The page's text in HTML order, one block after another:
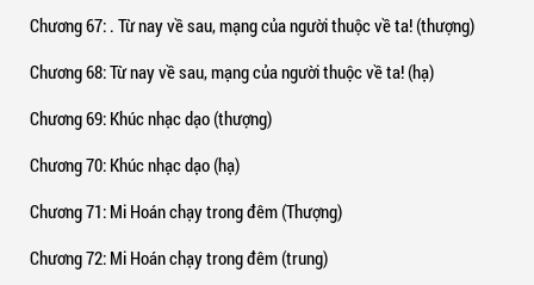
Chương 67: . Từ nay về sau, mạng của người thuộc về ta! (thượng)
Chương 68: Từ nay về sau, mạng của người thuộc về ta! (hạ)
Chương 69: Khúc nhạc dạo (thượng)
Chương 70: Khúc nhạc dạo (hạ)
Chương 71: Mi Hoán chạy trong đêm (Thượng)
Chương 72: Mi Hoán chạy trong đêm (trung)